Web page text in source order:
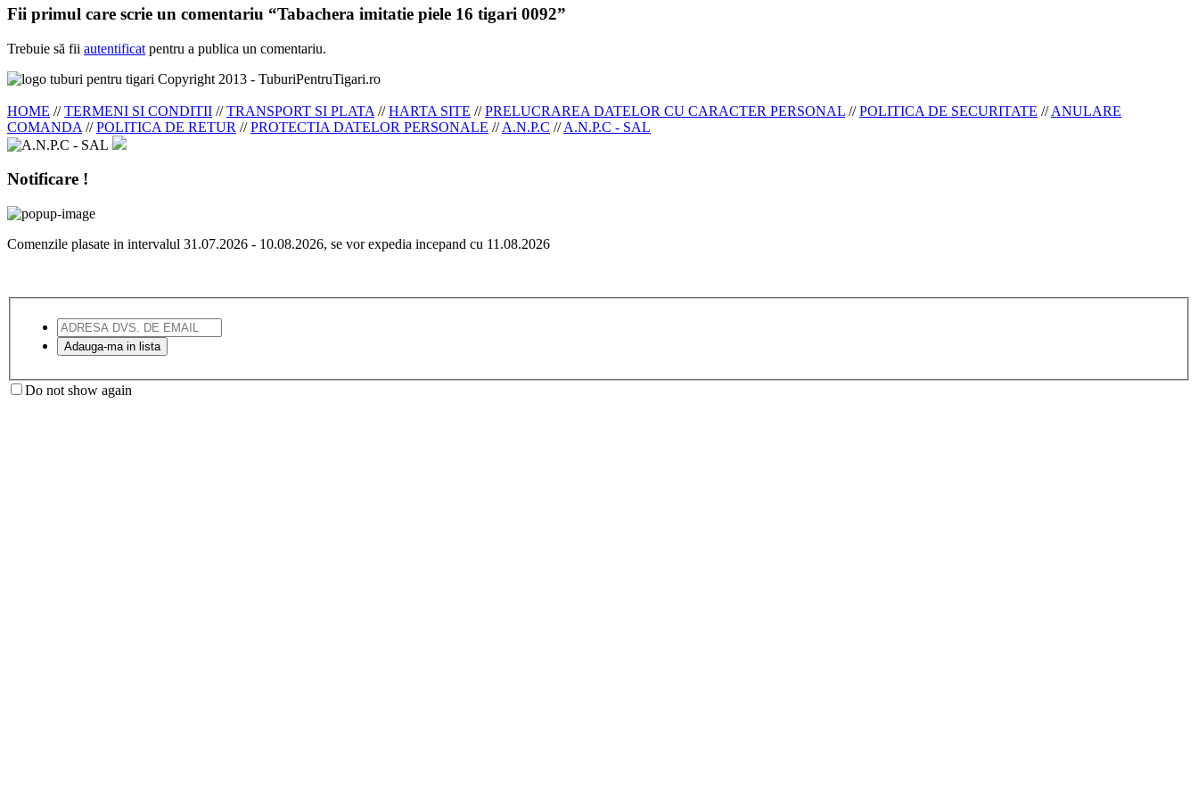
Fii primul care scrie un comentariu “Tabachera imitatie piele 16 tigari 0092”
Trebuie să fii autentificat pentru a publica un comentariu.
Copyright 2013 - TuburiPentruTigari.ro
HOME //TERMENI SI CONDITII //TRANSPORT SI PLATA //HARTA SITE //PRELUCRAREA DATELOR CU CARACTER PERSONAL //POLITICA DE SECURITATE //ANULARE
COMANDA //POLITICA DE RETUR //PROTECTIA DATELOR PERSONALE //A.N.P.C //A.N.P.C - SAL
Notificare !
Comenzile plasate in intervalul 31.07.2026 - 10.08.2026, se vor expedia incepand cu 11.08.2026
Do not show again